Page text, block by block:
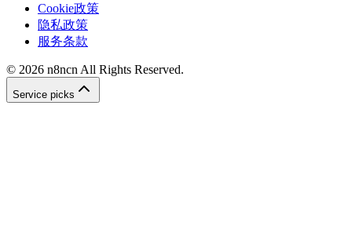
Cookie政策
隐私政策
服务条款
© 2026 n8ncn All Rights Reserved.
Service picks